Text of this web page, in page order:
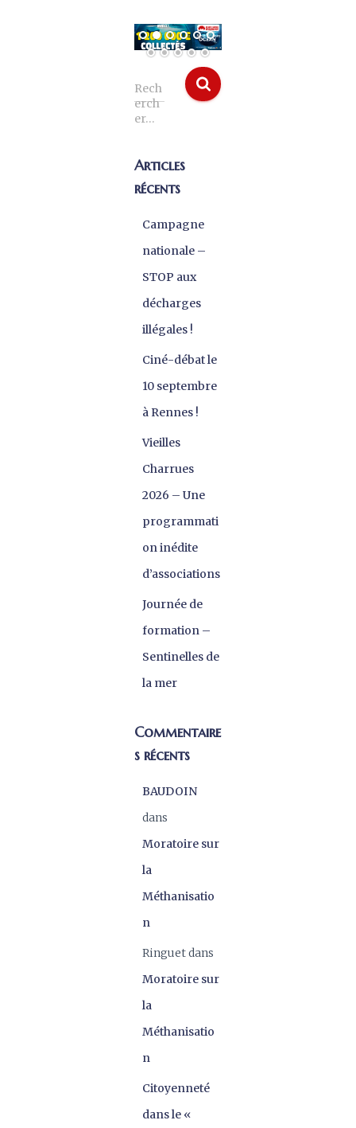
R
e
c
r
c
Rech
erch
er…
Articles
récents
Campagne
nationale –
STOP aux
décharges
illégales !
Ciné-débat le
10 septembre
à Rennes !
Vieilles
Charrues
2026 – Une
programmati
on inédite
d’associations
Journée de
formation –
Sentinelles de
la mer
Commentaire
s récents
BAUDOIN
dans
Moratoire sur
la
Méthanisatio
n
Ringuetdans
Moratoire sur
la
Méthanisatio
n
Citoyenneté
dans le «